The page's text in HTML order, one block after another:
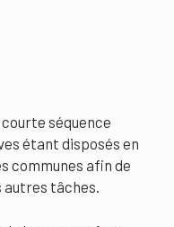
séquence
étant disposés en
communes afin de
autres tâches.